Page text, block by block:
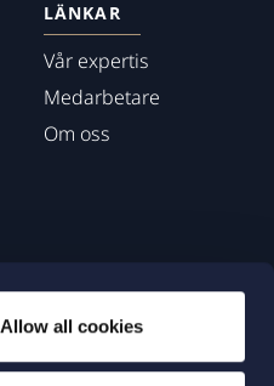
Allow all cookies
LÄNKAR
Vår expertis
Medarbetare
Om oss